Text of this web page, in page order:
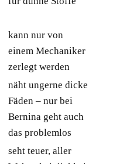
kann nur von
einem Mechaniker
zerlegt werden
näht ungerne dicke
Fäden – nur bei
Bernina geht auch
das problemlos
seht teuer, aller